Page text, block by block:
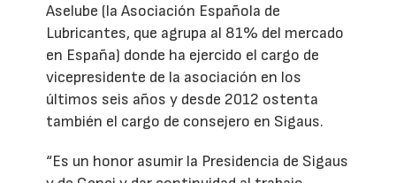
Aselube (la Asociación Española de
Lubricantes, que agrupa al 81% del mercado
en España) donde ha ejercido el cargo de
vicepresidente de la asociación en los
últimos seis años y desde 2012 ostenta
también el cargo de consejero en Sigaus.
“Es un honor asumir la Presidencia de Sigaus